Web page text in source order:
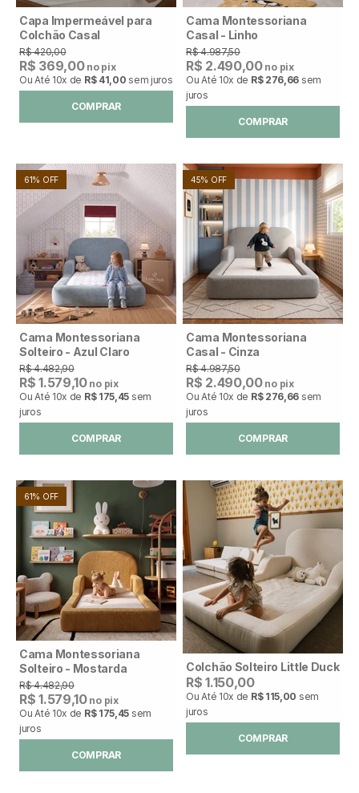
Capa Impermeável para
Colchão Casal
R$ 420,00
R$ 369,00no pix
Ou Até 10x de R$ 41,00 sem juros
COMPRAR
Cama Montessoriana
Casal - Linho
R$ 4.987,50
R$ 2.490,00no pix
Ou Até 10x de R$ 276,66 sem
juros
COMPRAR
61% OFF
Cama Montessoriana
Solteiro - Azul Claro
R$ 4.482,90
R$ 1.579,10no pix
Ou Até 10x de R$ 175,45 sem
juros
COMPRAR
45% OFF
Cama Montessoriana
Casal - Cinza
R$ 4.987,50
R$ 2.490,00no pix
Ou Até 10x de R$ 276,66 sem
juros
COMPRAR
61% OFF
Cama Montessoriana
Solteiro - Mostarda
R$ 4.482,90
R$ 1.579,10no pix
Ou Até 10x de R$ 175,45 sem
juros
COMPRAR
Colchão Solteiro Little Duck
R$ 1.150,00
Ou Até 10x de R$ 115,00 sem
juros
COMPRAR